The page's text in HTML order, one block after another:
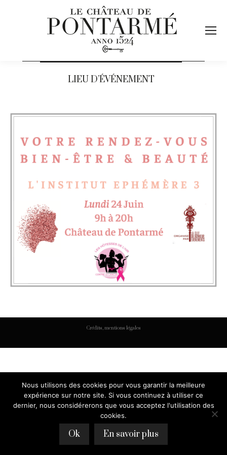
LIEU D’ÉVÉNEMENT
Crédits, mentions légales
Nous utilisons des cookies pour vous garantir la meilleure
expérience sur notre site. Si vous continuez à utiliser ce
dernier, nous considérerons que vous acceptez l'utilisation des
cookies.
Ok En savoir plus